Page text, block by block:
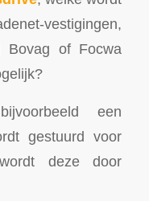
vestigingen,
Bovag of Focwa
een
gestuurd voor
deze door